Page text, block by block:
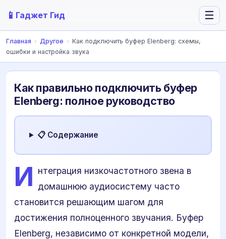
📱 Гаджет Гид ☰
Главная › Другое › Как подключить буфер Elenberg: схемы,
ошибки и настройка звука
Как правильно подключить буфер
Elenberg: полное руководство
📋 Содержание
И нтеграция низкочастотного звена в
домашнюю аудиосистему часто
становится решающим шагом для
достижения полноценного звучания. Буфер
Elenberg, независимо от конкретной модели,